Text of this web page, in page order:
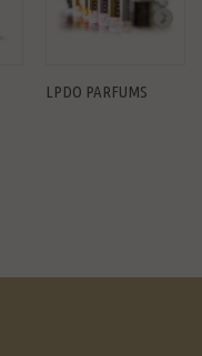
LPDO PARFUMS